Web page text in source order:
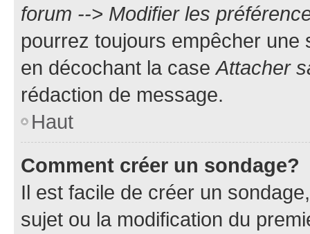
forum --> Modifier les
pourrez toujours empêcher une
en décochant la caseAttacher
rédaction de message.
Haut
Comment créer un sondage?
Il est facile de créer un
sujet ou la modification du